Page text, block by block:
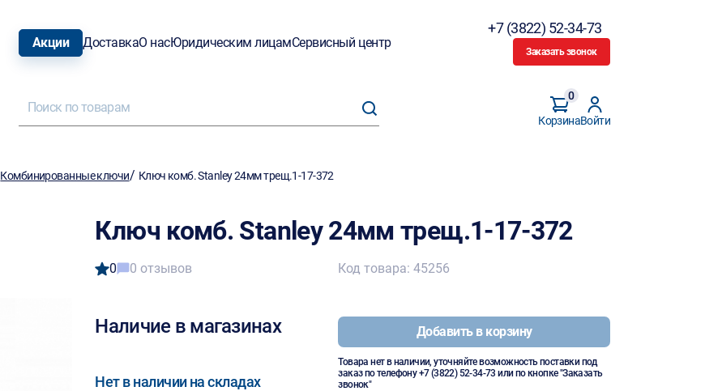
Акции ДоставкаО насЮридическим лицамСервисный центр
+7 (3822) 52-34-73
Заказать звонок
Корзина
0
Войти
Комбинированные ключи/ Ключ комб. Stanley 24мм трещ.1-17-372
Ключ комб. Stanley 24мм трещ.1-17-372
0 0 отзывов
Наличие в магазинах
Нет в наличии на складах
Код товара: 45256
Добавить в корзину
Товара нет в наличии, уточняйте возможность поставки под
заказ по телефону+7 (3822) 52-34-73 или по кнопке "Заказать
звонок"